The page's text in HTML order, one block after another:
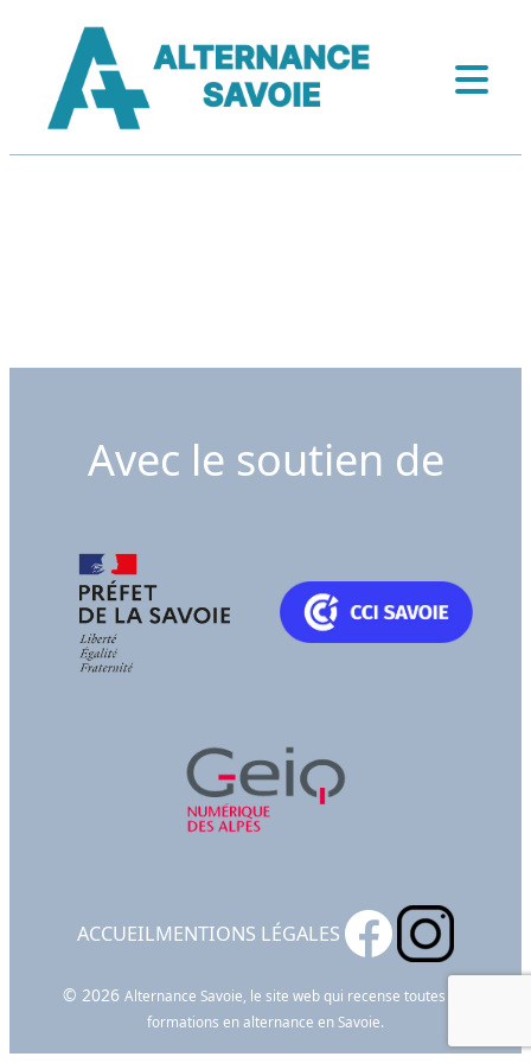
Avec le soutien de
ACCUEILMENTIONS LÉGALES
© 2026 Alternance Savoie, le site web qui recense toutes les
formations en alternance en Savoie.